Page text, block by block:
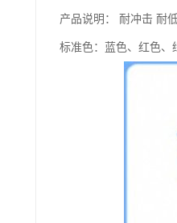
产品说明： 耐冲击 耐
标准色：蓝色、红色、